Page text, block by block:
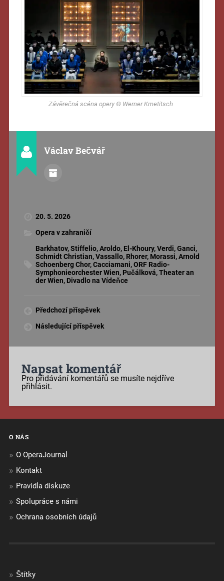
Závěrečná scéna opery © Werner Kmetitsch
Václav Bečvář
20. 5. 2026
Opera v zahraničí
Barkhatov,Stiffelio,Aroldo, El-Khoury,Verdi,Ganci,
Schmidt Christian,Vassallo, Rhorer, Morassi,Arnold
Schoenberg Chor,Cacciamani,ORF Radio-
Symphonieorchester Wien, Pučálková,Theater an
der Wien, Divadlo na Vídeňce
Předchozí příspěvek
Následující příspěvek
Napsat komentář
Pro přidávání komentářů se musíte nejdříve
přihlásit.
O NÁS
O OperaJournal
Kontakt
Pravidla diskuze
Spolupráce s námi
Ochrana osobních údajů
Štítky